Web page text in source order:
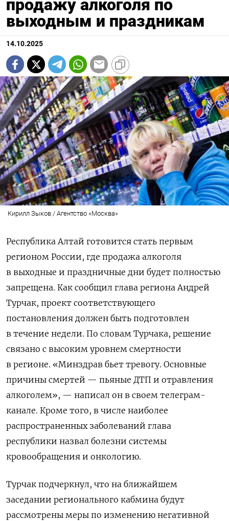
продажу алкоголя по
выходным и праздникам
14.10.2025
Кирилл Зыков / Агентство «Москва»
Республика Алтай готовится стать первым
регионом России, где продажа алкоголя
в выходные и праздничные дни будет полностью
запрещена. Как сообщил глава региона Андрей
Турчак, проект соответствующего
постановления должен быть подготовлен
в течение недели. По словам Турчака, решение
связано с высоким уровнем смертности
в регионе. «Минздрав бьет тревогу. Основные
причины смертей — пьяные ДТП и отравления
алкоголем», — написал он в своем телеграм-
канале. Кроме того, в числе наиболее
распространенных заболеваний глава
республики назвал болезни системы
кровообращения и онкологию.
Турчак подчеркнул, что на ближайшем
заседании регионального кабмина будут
рассмотрены меры по изменению негативной